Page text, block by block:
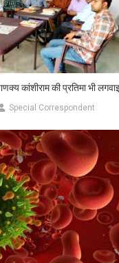
कांशीराम की प्रतिमा भी
Special Correspondent